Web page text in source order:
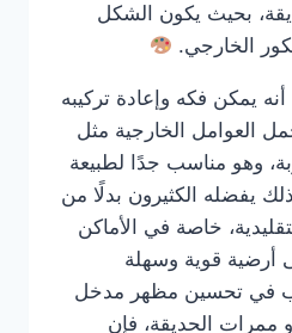
بحيث يكون الشكل
الخارجي.
يمكن فكه وإعادة تركيبه
العوامل الخارجية مثل
وهو مناسب جدًا لطبيعة
يفضله الكثيرون بدلًا من
خاصة في الأماكن
أرضية قوية وسهلة
في تحسين مظهر مدخل
ممرات الحديقة، فإن